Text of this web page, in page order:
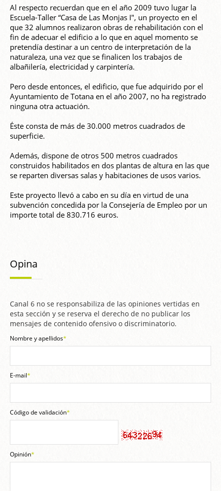
Al respecto recuerdan que en el año 2009 tuvo lugar la
Escuela-Taller “Casa de Las Monjas I", un proyecto en el
que 32 alumnos realizaron obras de rehabilitación con el
fin de adecuar el edificio a lo que en aquel momento se
pretendía destinar a un centro de interpretación de la
naturaleza, una vez que se finalicen los trabajos de
albañilería, electricidad y carpintería.
Pero desde entonces, el edificio, que fue adquirido por el
Ayuntamiento de Totana en el año 2007, no ha registrado
ninguna otra actuación.
Éste consta de más de 30.000 metros cuadrados de
superficie.
Además, dispone de otros 500 metros cuadrados
construidos habilitados en dos plantas de altura en las que
se reparten diversas salas y habitaciones de usos varios.
Este proyecto llevó a cabo en su día en virtud de una
subvención concedida por la Consejería de Empleo por un
importe total de 830.716 euros.
Opina
Canal 6 no se responsabiliza de las opiniones vertidas en
esta sección y se reserva el derecho de no publicar los
mensajes de contenido ofensivo o discriminatorio.
Nombre y apellidos*
E-mail*
Código de validación*
Opinión*